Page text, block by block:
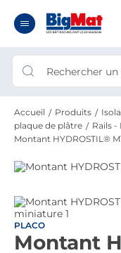
Accueil Produits
plaque de plâtre
Rails
Montant HYDROSTIL®
PLACO
Montant